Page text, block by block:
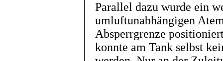
Parallel dazu wurde ein
umluftunabhängigen
Absperrgrenze
konnte am Tank selbst